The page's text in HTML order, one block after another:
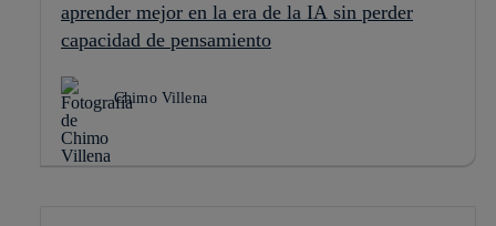
aprender mejor en la era de la IA sin perder
capacidad de pensamiento
Chimo Villena